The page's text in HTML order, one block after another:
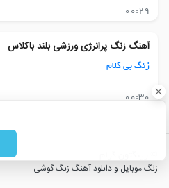
00:29
آهنگ زنگ پرانرژی ورزشی بلند باکلاس
زنگ بی کلام
00:30
زنگ موبایل و دانلود آهنگ زنگ گوشی